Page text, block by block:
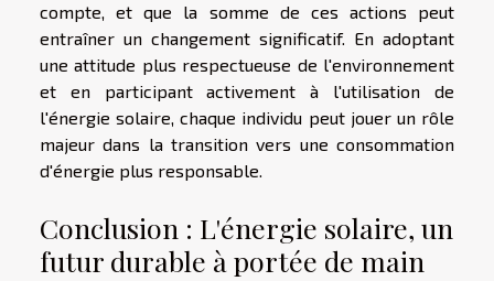
compte, et que la somme de ces actions peut
entraîner un changement significatif. En adoptant
une attitude plus respectueuse de l'environnement
et en participant activement à l'utilisation de
l'énergie solaire, chaque individu peut jouer un rôle
majeur dans la transition vers une consommation
d'énergie plus responsable.
Conclusion : L'énergie solaire, un
futur durable à portée de main